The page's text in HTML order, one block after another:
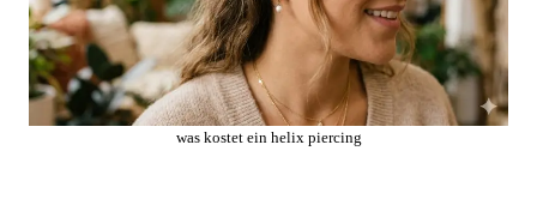
was kostet ein helix piercing